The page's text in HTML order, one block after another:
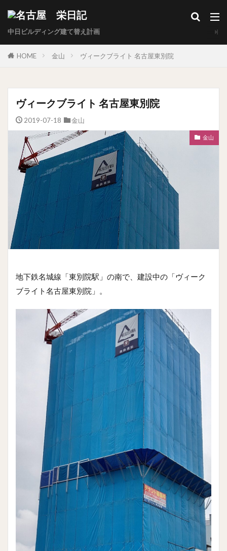
中日ビルディング建て替え計画
HOME 金山 ヴィークブライト 名古屋東別院
ヴィークブライト 名古屋東別院
2019-07-18 金山
金山
地下鉄名城線「東別院駅」の南で、建設中の「ヴィーク
ブライト名古屋東別院」。